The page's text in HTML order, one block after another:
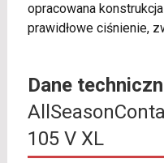
opracowana
prawidłowe ciśnienie,
Dane
105 V XL